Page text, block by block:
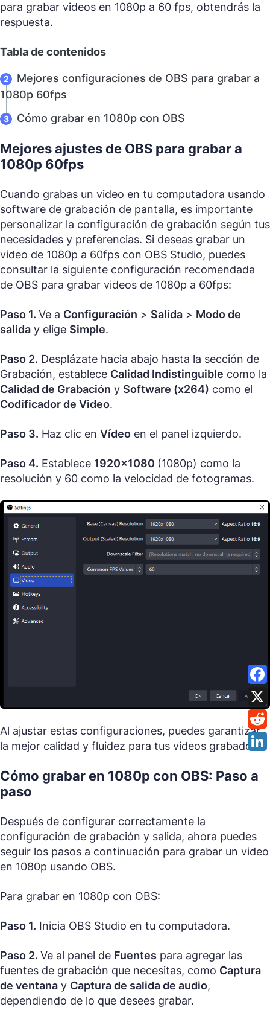
para grabar videos en 1080p a 60 fps, obtendrás la
respuesta.
Tabla de contenidos
Mejores configuraciones de OBS para grabar a
1080p 60fps
Cómo grabar en 1080p con OBS
Mejores ajustes de OBS para grabar a
1080p 60fps
Cuando grabas un video en tu computadora usando
software de grabación de pantalla, es importante
personalizar la configuración de grabación según tus
necesidades y preferencias. Si deseas grabar un
video de 1080p a 60fps con OBS Studio, puedes
consultar la siguiente configuración recomendada
de OBS para grabar videos de 1080p a 60fps:
Paso 1. Ve a Configuración > Salida > Modo de
salida y elige Simple.
Paso 2. Desplázate hacia abajo hasta la sección de
Grabación, establece Calidad Indistinguible como la
Calidad de Grabación y Software (x264) como el
Codificador de Video.
Paso 3. Haz clic en Vídeo en el panel izquierdo.
Paso 4. Establece 1920×1080 (1080p) como la
resolución y 60 como la velocidad de fotogramas.
Al ajustar estas configuraciones, puedes garantizar
la mejor calidad y fluidez para tus videos grabados.
Cómo grabar en 1080p con OBS: Paso a
paso
Después de configurar correctamente la
configuración de grabación y salida, ahora puedes
seguir los pasos a continuación para grabar un video
en 1080p usando OBS.
Para grabar en 1080p con OBS:
Paso 1. Inicia OBS Studio en tu computadora.
Paso 2. Ve al panel de Fuentes para agregar las
fuentes de grabación que necesitas, como Captura
de ventana y Captura de salida de audio,
dependiendo de lo que desees grabar.